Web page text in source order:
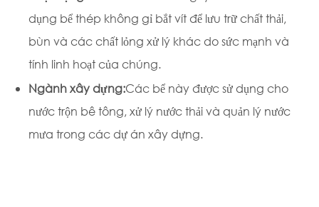
dụng bể thép không gỉ bắt vít để lưu trữ chất thải,
bùn và các chất lỏng xử lý khác do sức mạnh và
tính linh hoạt của chúng.
Ngành xây dựng:Các bể này được sử dụng cho
nước trộn bê tông, xử lý nước thải và quản lý nước
mưa trong các dự án xây dựng.